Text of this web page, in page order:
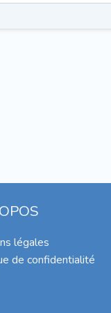
légales
de confidentialité